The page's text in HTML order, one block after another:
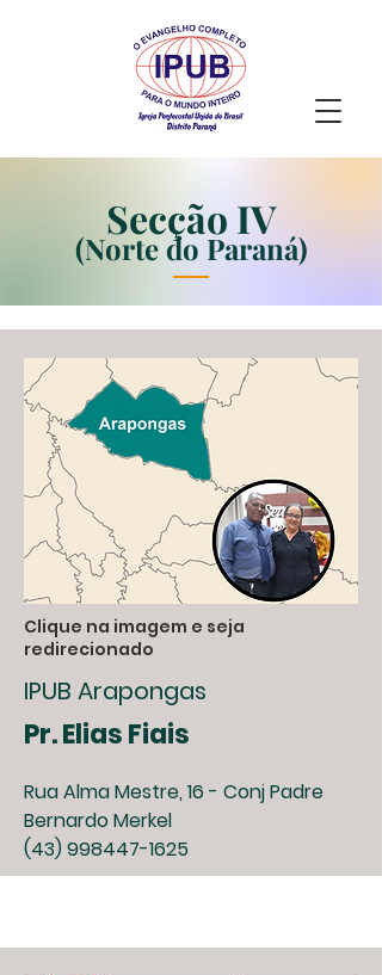
Secção IV
(Norte do Paraná)
Clique na imagem e seja
redirecionado
IPUB Arapongas
Pr. Elias Fiais
Rua Alma Mestre, 16 - Conj Padre
Bernardo Merkel
(43) 998447-1625